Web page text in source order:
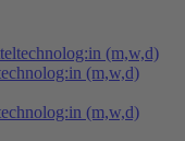
(m,w,d)
(m,w,d)
(m,w,d)